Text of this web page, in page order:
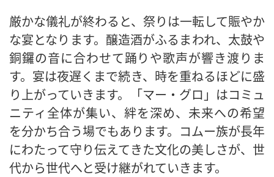
厳かな儀礼が終わると、祭りは一転して賑やか
な宴となります。醸造酒がふるまわれ、太鼓や
銅鑼の音に合わせて踊りや歌声が響き渡りま
す。宴は夜遅くまで続き、時を重ねるほどに盛
り上がっていきます。「マー・グロ」はコミュ
ニティ全体が集い、絆を深め、未来への希望
を分かち合う場でもあります。コムー族が長年
にわたって守り伝えてきた文化の美しさが、世
代から世代へと受け継がれていきます。